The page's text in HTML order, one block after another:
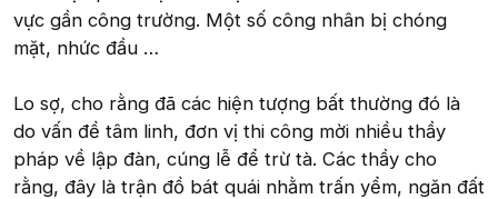
vực gần công trường. Một số công nhân bị chóng
mặt, nhức đầu …
Lo sợ, cho rằng đã các hiện tượng bất thường đó là
do vấn đề tâm linh, đơn vị thi công mời nhiều thầy
pháp về lập đàn, cúng lễ để trừ tà. Các thầy cho
rằng, đây là trận đồ bát quái nhằm trấn yểm, ngăn đất